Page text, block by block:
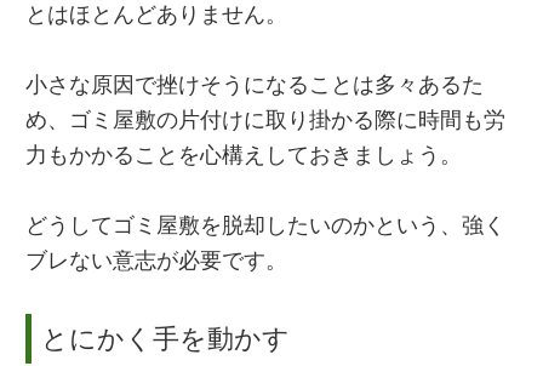
とはほとんどありません。
小さな原因で挫けそうになることは多々あるた
め、ゴミ屋敷の片付けに取り掛かる際に時間も労
力もかかることを心構えしておきましょう。
どうしてゴミ屋敷を脱却したいのかという、強く
ブレない意志が必要です。
とにかく手を動かす